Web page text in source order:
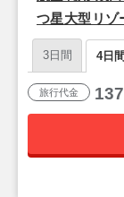
つ星大型リゾ
イーンズパー
3日間 4日間
旅行代金